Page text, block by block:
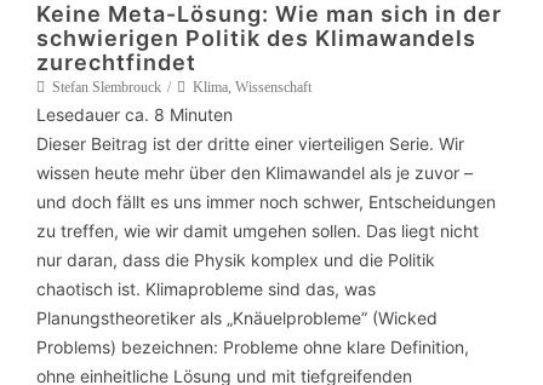
Keine Meta-Lösung: Wie man sich in der
schwierigen Politik des Klimawandels
zurechtfindet
Stefan Slembrouck Klima, Wissenschaft
Lesedauer ca. 8 Minuten
Dieser Beitrag ist der dritte einer vierteiligen Serie. Wir
wissen heute mehr über den Klimawandel als je zuvor –
und doch fällt es uns immer noch schwer, Entscheidungen
zu treffen, wie wir damit umgehen sollen. Das liegt nicht
nur daran, dass die Physik komplex und die Politik
chaotisch ist. Klimaprobleme sind das, was
Planungstheoretiker als „Knäuelprobleme” (Wicked
Problems) bezeichnen: Probleme ohne klare Definition,
ohne einheitliche Lösung und mit tiefgreifenden